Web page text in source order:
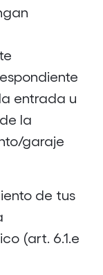
entrada u
la
garaje
de tus
(art. 6.1.e